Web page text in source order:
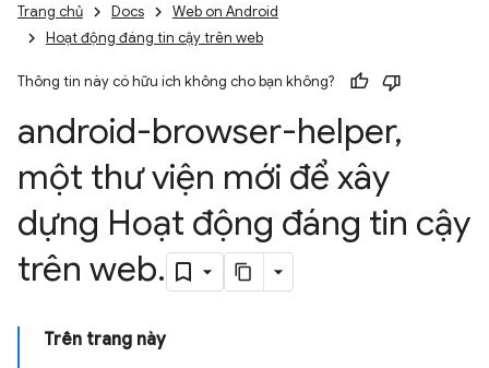
Trang chủ Docs
Web on Android
Hoạt động đáng tin cậy trên web
Thông tin này có hữu ích không cho bạn không?
android-browser-helper,
một thư viện mới để xây
dựng Hoạt động đáng tin cậy
trên web.
Trên trang này